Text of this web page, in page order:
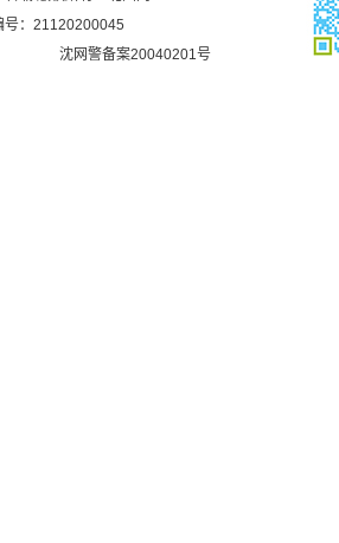
号：21120200045
沈网警备案20040201号